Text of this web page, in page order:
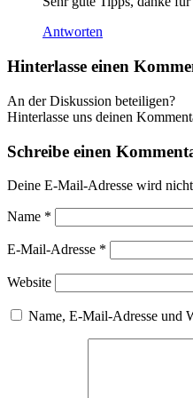
Antworten
Hinterlasse einen
An der Diskussion beteiligen?
Hinterlasse uns deinen
Schreibe einen
Deine E-Mail-Adresse wird
Name *
E-Mail-Adresse *
Website
Name, E-Mail-Adresse und